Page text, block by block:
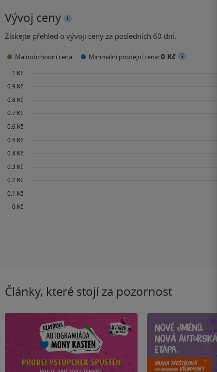
Vývoj ceny
Získejte přehled o vývoji ceny za posledních 60 dní.
Maloobchodní cena Minimální prodejní cena:0 Kč
Články, které stojí za pozornost